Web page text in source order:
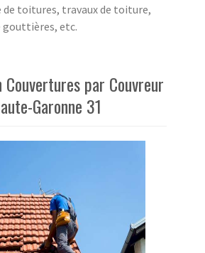
de toitures, travaux de toiture,
gouttières, etc.
Couvertures par Couvreur
Garonne 31